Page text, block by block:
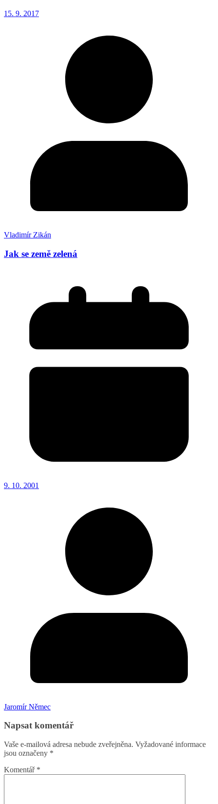
15. 9. 2017
Vladimír Zikán
Jak se země zelená
9. 10. 2001
Jaromír Němec
Napsat komentář
Vaše e-mailová adresa nebude zveřejněna. Vyžadované informace
jsou označeny *
Komentář *